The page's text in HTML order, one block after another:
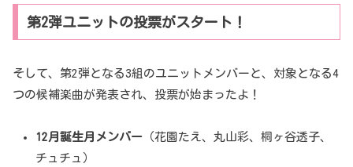
第2弾ユニットの投票がスタート！
そして、第2弾となる3組のユニットメンバーと、対象となる4
つの候補楽曲が発表され、投票が始まったよ！
12月誕生月メンバー （花園たえ、丸山彩、桐ヶ谷透子、
チュチュ）